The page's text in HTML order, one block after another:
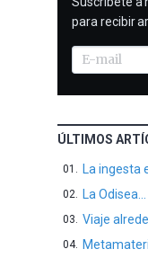
para recibir
ÚLTIMOS
La
La
Viaje